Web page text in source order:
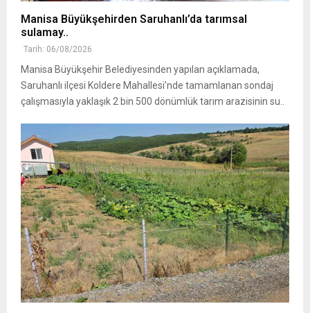
Manisa Büyükşehirden Saruhanlı’da tarımsal
sulamay..
Tarih: 06/08/2026
Manisa Büyükşehir Belediyesinden yapılan açıklamada,
Saruhanlı ilçesi Koldere Mahallesi’nde tamamlanan sondaj
çalışmasıyla yaklaşık 2 bin 500 dönümlük tarım arazisinin su..